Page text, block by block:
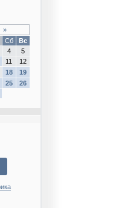
»
Сб
Вс
4
5
11
12
18
19
25
26